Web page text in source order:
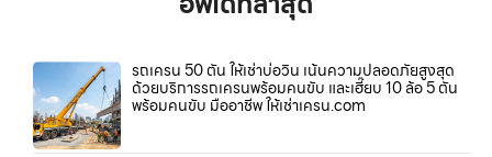
รถเครน 50 ตัน ให้เช่าบ่อวิน เน้นความปลอดภัยสูงสุด
ด้วยบริการรถเครนพร้อมคนขับ และเฮี๊ยบ 10 ล้อ 5 ตัน
พร้อมคนขับ มืออาชีพ ให้เช่าเครน.com